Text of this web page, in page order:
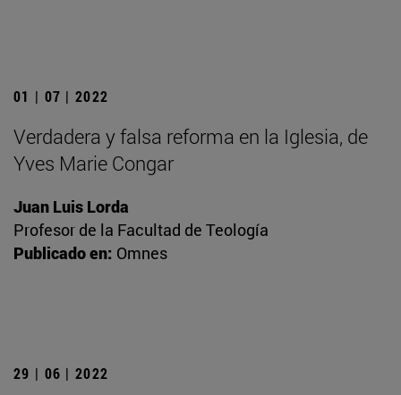
01 | 07 | 2022
Verdadera y falsa reforma en la Iglesia, de
Yves Marie Congar
Juan Luis Lorda
Profesor de la Facultad de Teología
Publicado en: Omnes
29 | 06 | 2022